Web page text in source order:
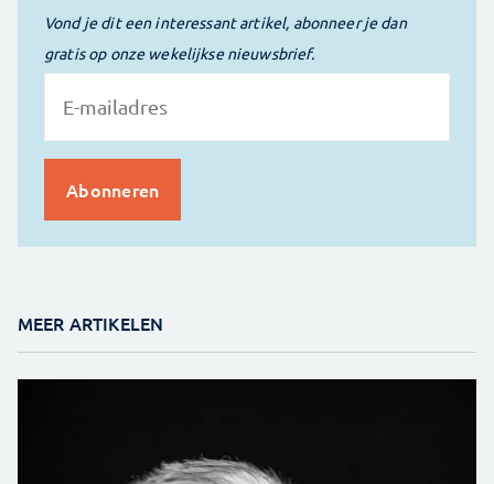
Vond je dit een interessant artikel, abonneer je dan
gratis op onze wekelijkse nieuwsbrief.
MEER ARTIKELEN